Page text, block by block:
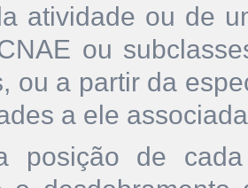
atividade ou de
ou
ou a partir da
a ele
posição de